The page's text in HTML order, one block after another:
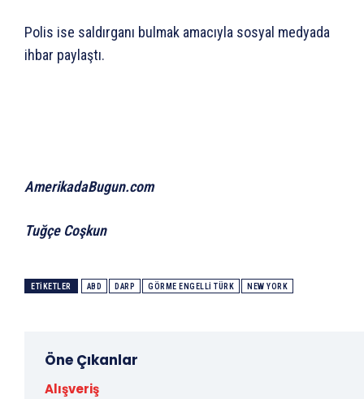
Polis ise saldırganı bulmak amacıyla sosyal medyada
ihbar paylaştı.
AmerikadaBugun.com
Tuğçe Coşkun
ETIKETLER ABD DARP GÖRME ENGELLI TÜRK NEW YORK
Öne Çıkanlar
Alışveriş